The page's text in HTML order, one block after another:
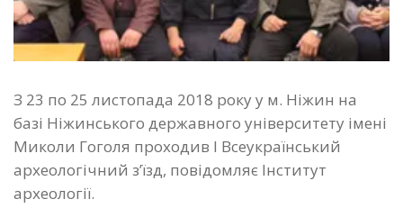
З 23 по 25 листопада 2018 року у м. Ніжин на
базі Ніжинського державного університету імені
Миколи Гоголя проходив І Всеукраїнський
археологічний з’їзд, повідомляє Інститут
археології.